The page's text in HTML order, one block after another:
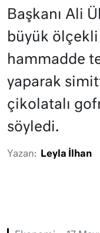
Başkanı Ali
büyük
hammadde
yaparak
çikolatalı
söyledi.
Yazan: Leyla İlhan